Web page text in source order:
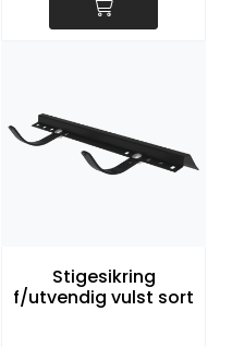
Stigesikring
f/utvendig vulst sort